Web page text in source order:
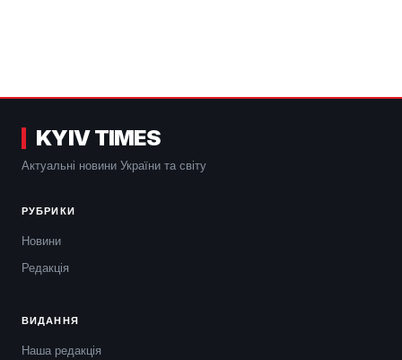
KYIV TIMES
Актуальні новини України та світу
РУБРИКИ
Новини
Редакція
ВИДАННЯ
Наша редакція